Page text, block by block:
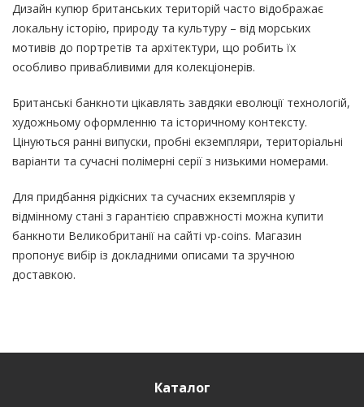
Дизайн купюр британських територій часто відображає
локальну історію, природу та культуру – від морських
мотивів до портретів та архітектури, що робить їх
особливо привабливими для колекціонерів.
Британські банкноти цікавлять завдяки еволюції технологій,
художньому оформленню та історичному контексту.
Цінуються ранні випуски, пробні екземпляри, територіальні
варіанти та сучасні полімерні серії з низькими номерами.
Для придбання рідкісних та сучасних екземплярів у
відмінному стані з гарантією справжності можна купити
банкноти Великобританії на сайті vp-coins. Магазин
пропонує вибір із докладними описами та зручною
доставкою.
Каталог